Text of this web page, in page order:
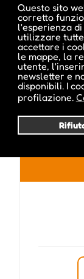
Questo sito
corretto
l'esperienza
utilizzare
accettare i
le mappe, la
utente,
newsletter e
disponibili. I
profilazione.
Pubblicato da :